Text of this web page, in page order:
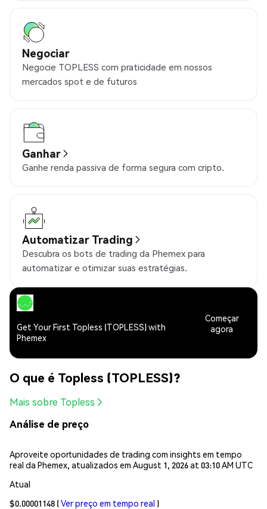
Negociar
Negocie TOPLESS com praticidade em nossos
mercados spot e de futuros
Ganhar
Ganhe renda passiva de forma segura com cripto.
Automatizar Trading
Descubra os bots de trading da Phemex para
automatizar e otimizar suas estratégias.
Get Your First Topless (TOPLESS) with
Phemex
Começar
agora
O que é Topless (TOPLESS)?
Mais sobre Topless
Análise de preço
Aproveite oportunidades de trading com insights em tempo
real da Phemex, atualizados em August 1, 2026 at 03:10 AM UTC
Atual
$0.00001148 (Ver preço em tempo real )